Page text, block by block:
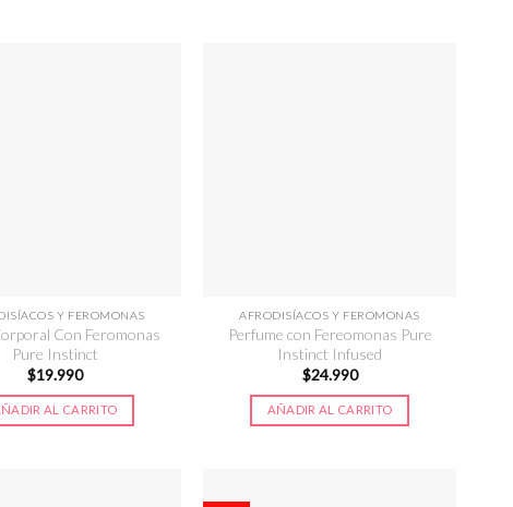
Y FEROMONAS
Con Feromonas
Pure Instinct
$19.990
AL CARRITO
AFRODISÍACOS Y FEROMONAS
Perfume con Fereomonas Pure
Instinct Infused
$24.990
AÑADIR AL CARRITO